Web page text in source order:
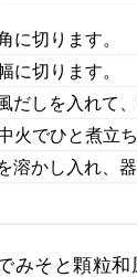
に切ります。
に切ります。
だしを入れて
火でひと煮立ち
溶かし入れ、
みそと顆粒